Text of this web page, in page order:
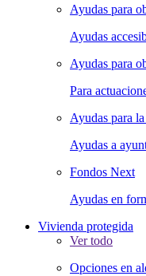
Ayudas para
Ayudas
Ayudas para
Para
Ayudas para
Ayudas a
Fondos Next
Ayudas en
Vivienda protegida
Ver todo
Opciones en